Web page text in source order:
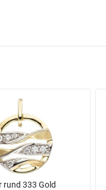
rund 333 Gold